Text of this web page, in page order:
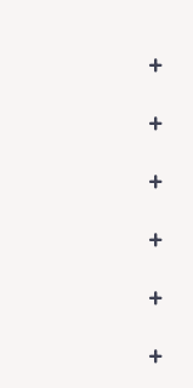
+
+
+
+
+
+